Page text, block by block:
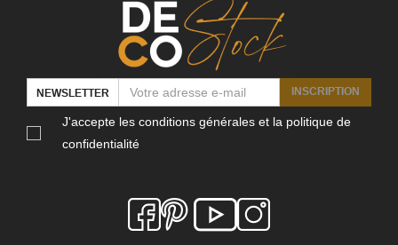
NEWSLETTER INSCRIPTION
J'accepte les conditions générales et la politique de
confidentialité